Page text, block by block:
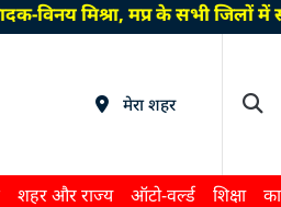
विनय मिश्रा, मप्र के सभी
मेरा शहर
शहर और राज्य ऑटो-वर्ल्ड शिक्षा